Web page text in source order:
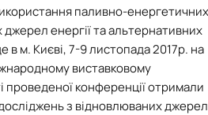
паливно‑енергетичних
енергії та альтернативних
в м. Києві, 7-9 листопада 2017р. на
виставковому
проведеної конференції отримали
з відновлюваних джерел